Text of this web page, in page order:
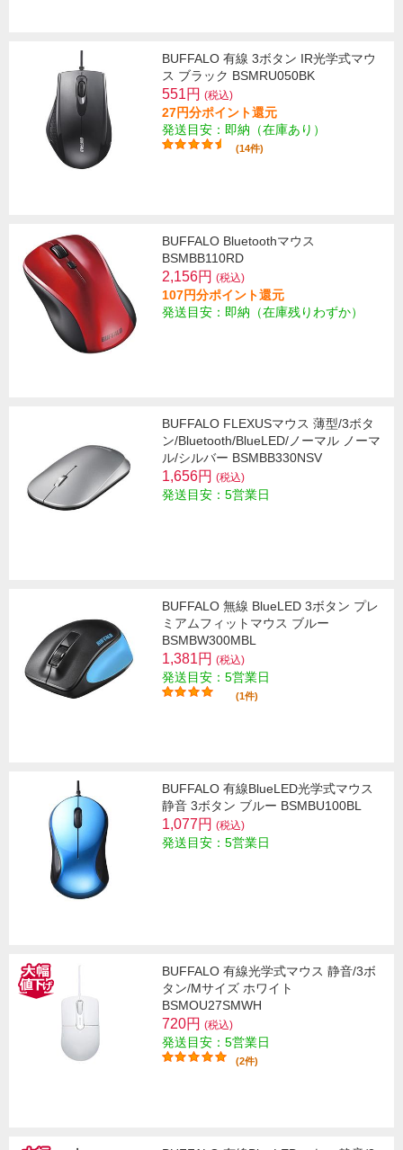
BUFFALO 有線 3ボタン IR光学式マウ
ス ブラック BSMRU050BK
551円 (税込)
27円分ポイント還元
発送目安：即納（在庫あり）
(14件)
BUFFALO Bluetoothマウス
BSMBB110RD
2,156円 (税込)
107円分ポイント還元
発送目安：即納（在庫残りわずか）
BUFFALO FLEXUSマウス 薄型/3ボタ
ン/Bluetooth/BlueLED/ノーマル ノーマ
ル/シルバー BSMBB330NSV
1,656円 (税込)
発送目安：5営業日
BUFFALO 無線 BlueLED 3ボタン プレ
ミアムフィットマウス ブルー
BSMBW300MBL
1,381円 (税込)
発送目安：5営業日
(1件)
BUFFALO 有線BlueLED光学式マウス
静音 3ボタン ブルー BSMBU100BL
1,077円 (税込)
発送目安：5営業日
BUFFALO 有線光学式マウス 静音/3ボ
タン/Mサイズ ホワイト
BSMOU27SMWH
720円 (税込)
発送目安：5営業日
(2件)